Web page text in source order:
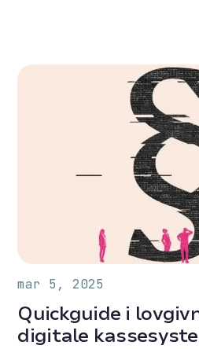
mar 5, 2025
Quickguide i
digitale